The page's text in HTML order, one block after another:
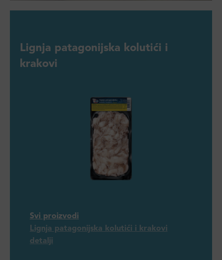
Lignja patagonijska kolutići i
krakovi
Svi proizvodi
Lignja patagonijska kolutići i krakovi
detalji